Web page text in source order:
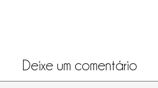
Deixe um comentário